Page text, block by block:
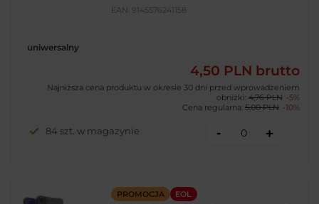
EAN: 9145576241158
uniwersalny
4,50 PLN brutto
Najniższa cena produktu w okresie 30 dni przed wprowadzeniem
obniżki: 4,76 PLN -5%
Cena regularna: 5,00 PLN -10%
84 szt. w magazynie - +
PROMOCJA EOL